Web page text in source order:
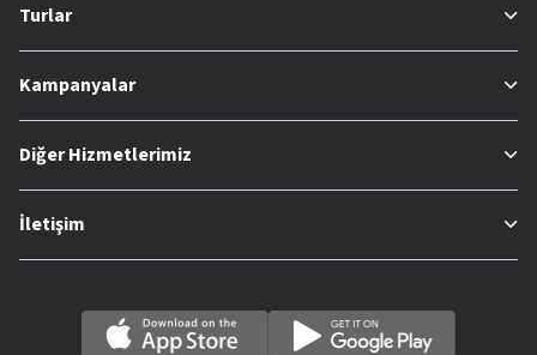
Turlar
Kampanyalar
Diğer Hizmetlerimiz
İletişim